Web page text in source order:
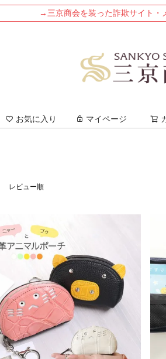
→三京商会を装った詐欺サイト・
お気に入り マイページ
レビュー順